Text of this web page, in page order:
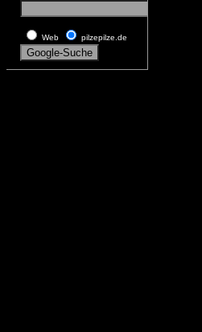
Web pilzepilze.de